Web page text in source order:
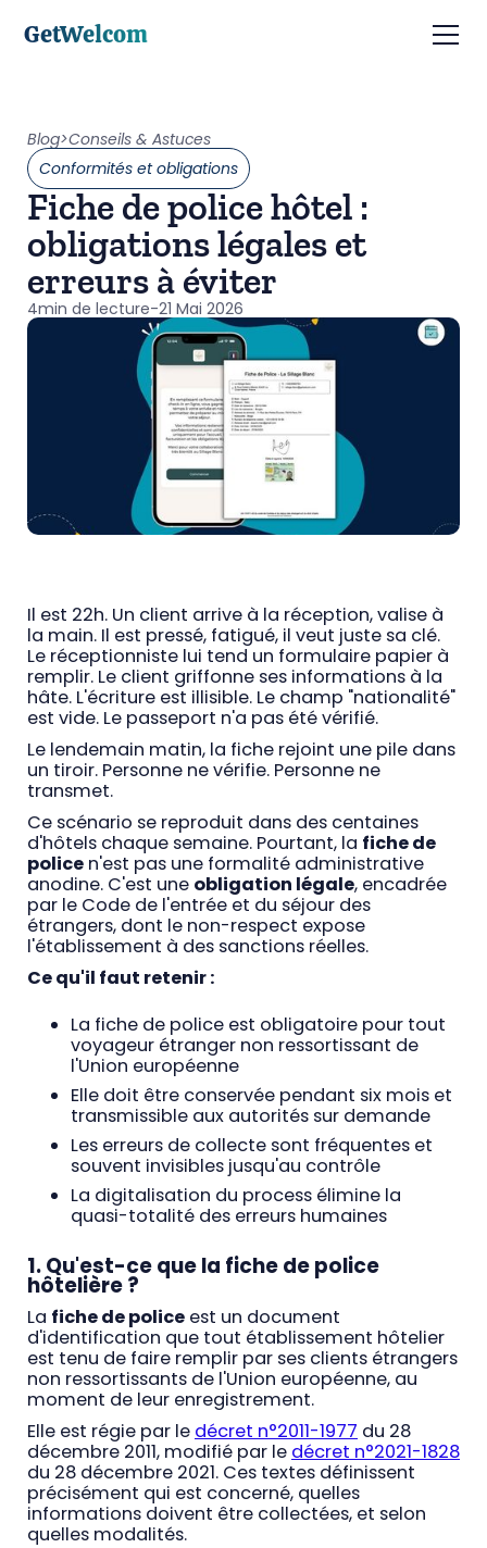
GetWelcom
Blog>Conseils & Astuces
Conformités et obligations
Fiche de police hôtel :
obligations légales et
erreurs à éviter
4min de lecture-21 Mai 2026
Il est 22h. Un client arrive à la réception, valise à
la main. Il est pressé, fatigué, il veut juste sa clé.
Le réceptionniste lui tend un formulaire papier à
remplir. Le client griffonne ses informations à la
hâte. L'écriture est illisible. Le champ "nationalité"
est vide. Le passeport n'a pas été vérifié.
Le lendemain matin, la fiche rejoint une pile dans
un tiroir. Personne ne vérifie. Personne ne
transmet.
Ce scénario se reproduit dans des centaines
d'hôtels chaque semaine. Pourtant, la fiche de
police n'est pas une formalité administrative
anodine. C'est une obligation légale, encadrée
par le Code de l'entrée et du séjour des
étrangers, dont le non-respect expose
l'établissement à des sanctions réelles.
Ce qu'il faut retenir :
La fiche de police est obligatoire pour tout
voyageur étranger non ressortissant de
l'Union européenne
Elle doit être conservée pendant six mois et
transmissible aux autorités sur demande
Les erreurs de collecte sont fréquentes et
souvent invisibles jusqu'au contrôle
La digitalisation du process élimine la
quasi-totalité des erreurs humaines
1. Qu'est-ce que la fiche de police
hôtelière ?
La fiche de police est un document
d'identification que tout établissement hôtelier
est tenu de faire remplir par ses clients étrangers
non ressortissants de l'Union européenne, au
moment de leur enregistrement.
Elle est régie par le décret n°2011-1977 du 28
décembre 2011, modifié par le décret n°2021-1828
du 28 décembre 2021. Ces textes définissent
précisément qui est concerné, quelles
informations doivent être collectées, et selon
quelles modalités.